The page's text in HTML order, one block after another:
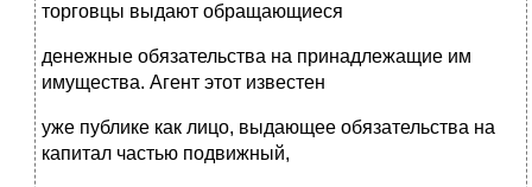
торговцы выдают обращающиеся
денежные обязательства на принадлежащие им
имущества. Агент этот известен
уже публике как лицо, выдающее обязательства на
капитал частью подвижный,